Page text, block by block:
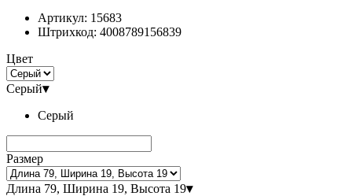
Артикул: 15683
Штрихкод: 4008789156839
Цвет
Серый▾
Серый
Размер
Длина 79, Ширина 19, Высота 19▾